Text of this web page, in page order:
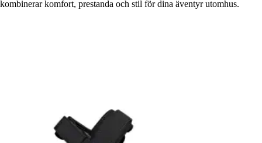
kombinerar komfort, prestanda och stil för dina äventyr utomhus.